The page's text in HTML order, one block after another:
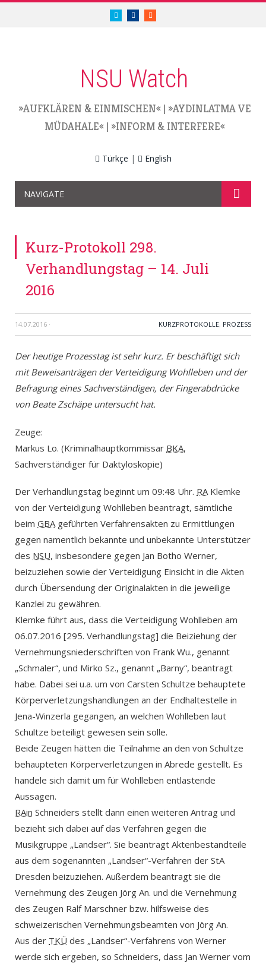
twitter.com/nsuwatch
facebook.com/nsuwatch
RSS
NSU Watch
»AUFKLÄREN & EINMISCHEN« | »AYDINLATMA VE
MÜDAHALE« | »INFORM & INTERFERE«
Türkçe | English
NAVIGATE
Kurz-Protokoll 298.
Verhandlungstag – 14. Juli
2016
14.07.2016 · KURZPROTOKOLLE, PROZESS
Der heutige Prozesstag ist sehr kurz. Er beschäftigt sich
mit Beweisanträgen der Verteidigung Wohlleben und der
Befragung eines Sachverständigen, der Fingerabdrücke
von Beate Zschäpe untersucht hat.
Zeuge:
Markus Lo. (Kriminalhauptkommissar BKA,
Sachverständiger für Daktyloskopie)
Der Verhandlungstag beginnt um 09:48 Uhr. RAKlemke
von der Verteidigung Wohlleben beantragt, sämtliche
beim GBAgeführten Verfahrensakten zu Ermittlungen
gegen namentlich bekannte und unbekannte Unterstützer
des NSU, insbesondere gegen Jan Botho Werner,
beizuziehen sowie der Verteidigung Einsicht in die Akten
durch Übersendung der Originalakten in die jeweilige
Kanzlei zu gewähren.
Klemke führt aus, dass die Verteidigung Wohlleben am
06.07.2016 [295. Verhandlungstag] die Beiziehung der
Vernehmungsniederschriften von Frank Wu., genannt
„Schmaler“, und Mirko Sz., genannt „Barny“, beantragt
habe. Dabei sei u.a. um von Carsten Schultze behauptete
Körperverletzungshandlungen an der Endhaltestelle in
Jena-Winzerla gegangen, an welchen Wohlleben laut
Schultze beteiligt gewesen sein solle.
Beide Zeugen hätten die Teilnahme an den von Schultze
behaupteten Körperverletzungen in Abrede gestellt. Es
handele sich damit um für Wohlleben entlastende
Aussagen.
RAin Schneiders stellt dann einen weiteren Antrag und
bezieht sich dabei auf das Verfahren gegen die
Musikgruppe „Landser“. Sie beantragt Aktenbestandteile
aus dem sogenannten „Landser“-Verfahren der StA
Dresden beizuziehen. Außerdem beantragt sie die
Vernehmung des Zeugen Jörg An. und die Vernehmung
des Zeugen Ralf Marschner bzw. hilfsweise des
schweizerischen Vernehmungsbeamten von Jörg An.
Aus der TKÜ des „Landser“-Verfahrens von Werner
werde sich ergeben, so Schneiders, dass Jan Werner vom